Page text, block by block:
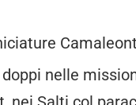
doppi nelle